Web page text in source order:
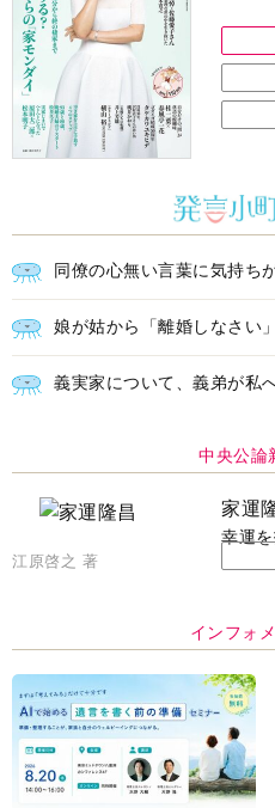
同僚の心無い言葉に気持ち
娘が姑から「離婚しなさい
義実家について、義弟が私
中央公論
家運
幸運
江原啓之 著
インフォ